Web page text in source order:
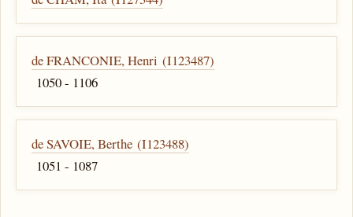
de FRANCONIE, Henri (I123487)
1050 - 1106
de SAVOIE, Berthe (I123488)
1051 - 1087